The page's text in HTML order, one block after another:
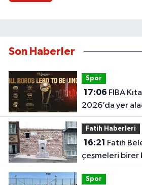
Son Haberler
Spor
17:06
2026’da yer
oldu
Fatih Haberleri
16:21
çeşmeleri birer
kaldırıyor
Spor